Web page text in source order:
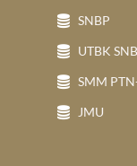
SNBP
UTBK
SMM
JMU